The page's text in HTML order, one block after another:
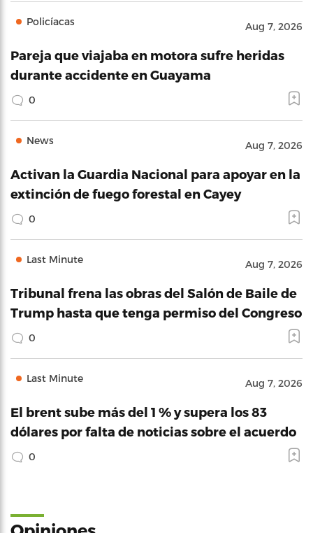
Policíacas Aug 7, 2026
Pareja que viajaba en motora sufre heridas
durante accidente en Guayama
0
News Aug 7, 2026
Activan la Guardia Nacional para apoyar en la
extinción de fuego forestal en Cayey
0
Last Minute Aug 7, 2026
Tribunal frena las obras del Salón de Baile de
Trump hasta que tenga permiso del Congreso
0
Last Minute Aug 7, 2026
El brent sube más del 1 % y supera los 83
dólares por falta de noticias sobre el acuerdo
0